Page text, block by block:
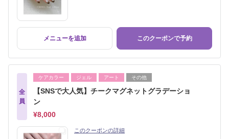
メニューを追加 このクーポンで予約
全
員
ケアカラー ジェル アート その他
【SNSで大人気】チークマグネットグラデーショ
ン
¥8,000
このクーポンの詳細